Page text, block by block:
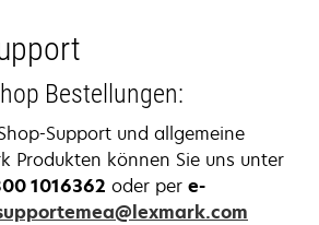
Bestellungen:
Support und allgemeine
Produkten können Sie uns unter
1016362 oder per e-